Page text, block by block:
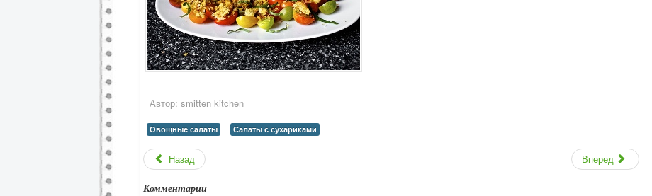
Автор: smitten kitchen
Овощные салаты Салаты с сухариками
Назад Вперед
Комментарии